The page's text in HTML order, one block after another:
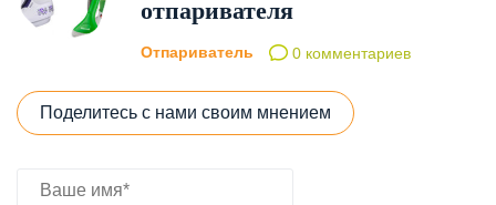
отпаривателя
Отпариватель 0 комментариев
Поделитесь с нами своим мнением